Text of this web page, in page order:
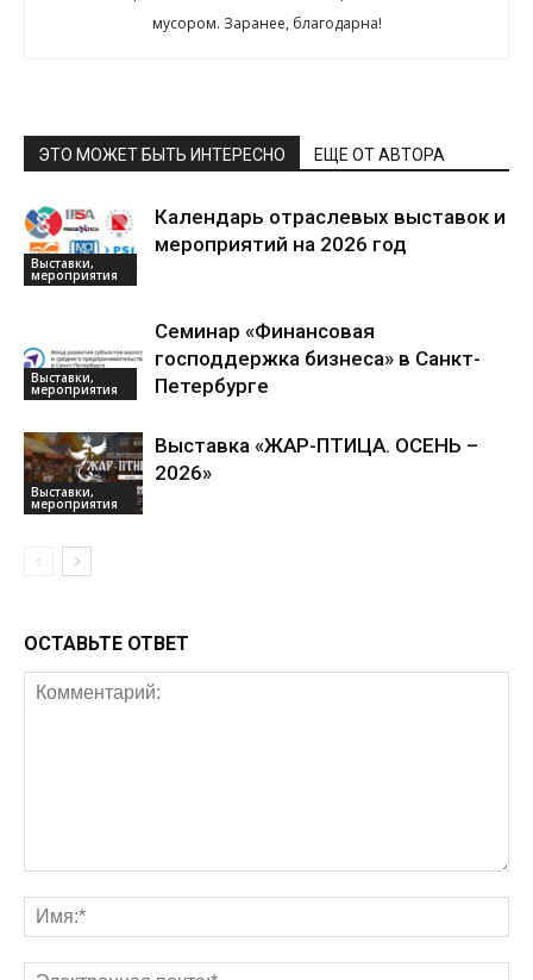
мусором. Заранее, благодарна!
ЭТО МОЖЕТ БЫТЬ ИНТЕРЕСНО ЕЩЕ ОТ АВТОРА
Выставки,
мероприятия
Календарь отраслевых выставок и
мероприятий на 2026 год
Выставки,
мероприятия
Семинар «Финансовая
господдержка бизнеса» в Санкт-
Петербурге
Выставки,
мероприятия
Выставка «ЖАР-ПТИЦА. ОСЕНЬ –
2026»
ОСТАВЬТЕ ОТВЕТ